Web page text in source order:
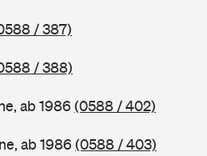
/ 387)
/ 388)
ab 1986 (0588 / 402)
ab 1986 (0588 / 403)